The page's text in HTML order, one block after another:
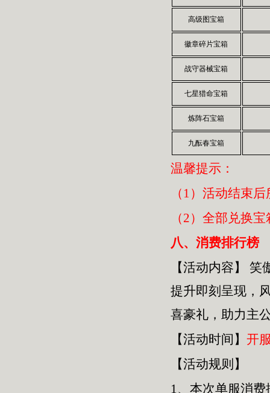
高级图宝箱
徽章碎片宝箱
战守器械宝箱
七星猎命宝箱
炼阵石宝箱
九酝春宝箱
温馨提示：
（1）活动结束
（2）全部兑换
八、消费排行榜
【活动内容】
笑
提升即刻呈现，
喜豪礼，助力主
【活动时间】 开
【活动规则】
1、本次单服消费